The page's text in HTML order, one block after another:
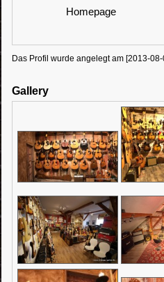
Homepage
Das Profil wurde angelegt am [2013-
Gallery